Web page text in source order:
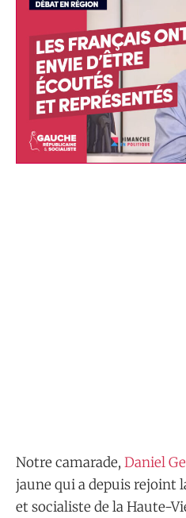
Notre camarade, Daniel
jaune qui a depuis rejoint
et socialiste de la Haute-